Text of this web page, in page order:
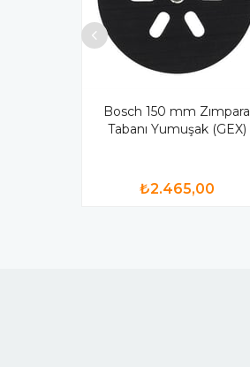
Bosch 150 mm Zımpara
Tabanı Yumuşak (GEX)
₺2.465,00